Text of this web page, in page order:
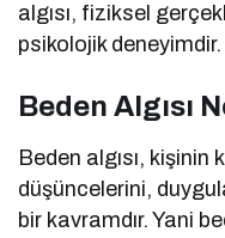
algısı, fiziksel
psikolojik deneyimdir.
Beden Algısı
Beden algısı, kişinin
düşüncelerini,
bir kavramdır. Yani